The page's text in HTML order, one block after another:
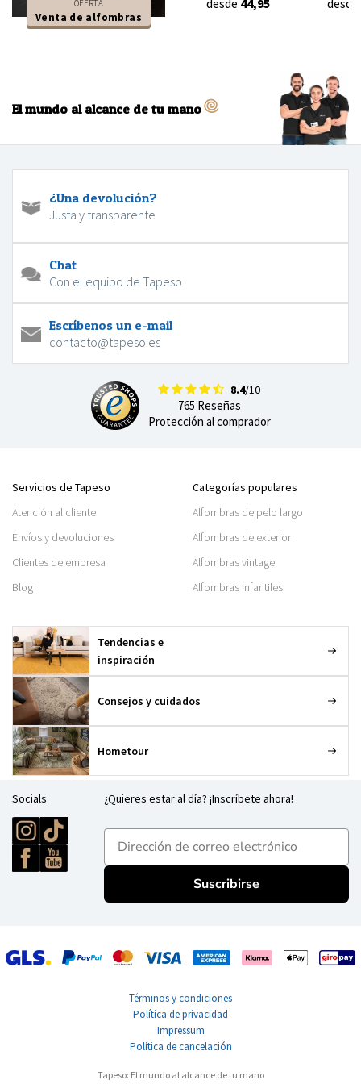
OFERTA
Venta de alfombras
desde 44,95 desde
El mundo al alcance de tu mano
¿Una devolución?
Justa y transparente
Chat
Con el equipo de Tapeso
Escríbenos un e-mail
contacto@tapeso.es
8.4/10
765 Reseñas
Protección al comprador
Servicios de Tapeso
Atención al cliente
Envíos y devoluciones
Clientes de empresa
Blog
Categorías populares
Alfombras de pelo largo
Alfombras de exterior
Alfombras vintage
Alfombras infantiles
Tendencias e
inspiración
Consejos y cuidados
Hometour
Socials ¿Quieres estar al día? ¡Inscríbete ahora!
E-mailadres
Suscribirse
Términos y condiciones
Política de privacidad
Impressum
Política de cancelación
Tapeso: El mundo al alcance de tu mano